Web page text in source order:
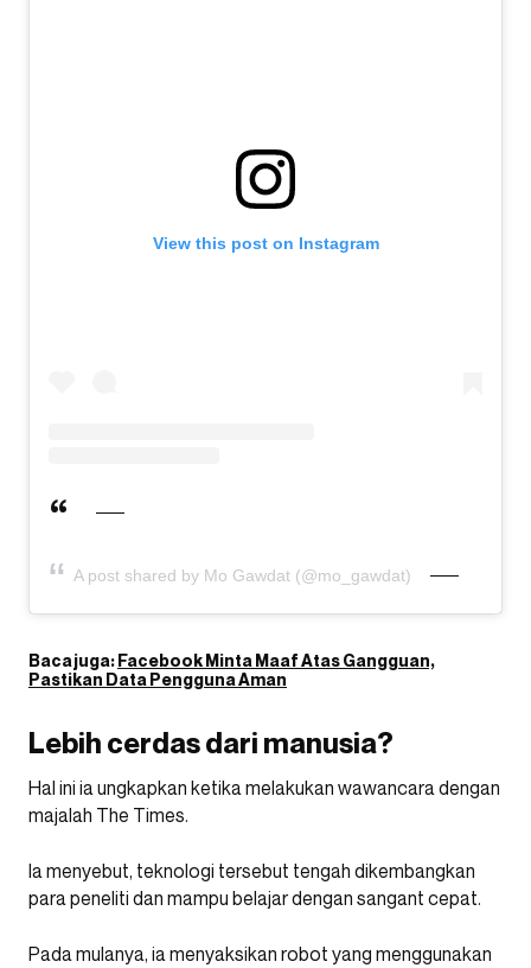
View this post on Instagram
A post shared by Mo Gawdat (@mo_gawdat)
Baca juga:Facebook Minta Maaf Atas Gangguan,
Pastikan Data Pengguna Aman
Lebih cerdas dari manusia?
Hal ini ia ungkapkan ketika melakukan wawancara dengan
majalah The Times.
Ia menyebut, teknologi tersebut tengah dikembangkan
para peneliti dan mampu belajar dengan sangant cepat.
Pada mulanya, ia menyaksikan robot yang menggunakan